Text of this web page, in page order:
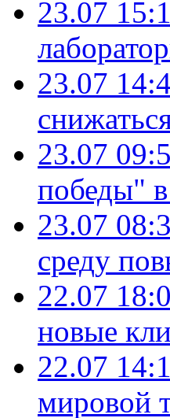
23.07
23.07
23.07
победы" в
23.07
среду
22.07
новые
22.07
мировой